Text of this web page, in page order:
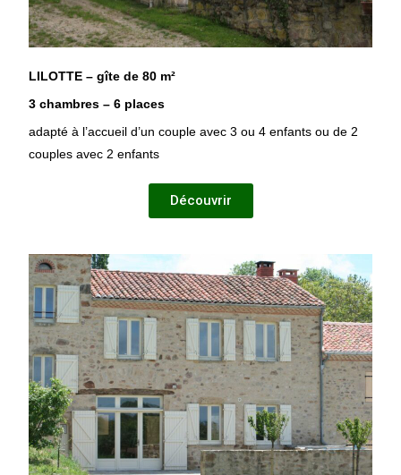
LILOTTE – gîte de80 m²
3 chambres – 6 places
adapté à l’accueil d’un couple avec 3 ou 4 enfants ou de 2
couples avec 2 enfants
Découvrir